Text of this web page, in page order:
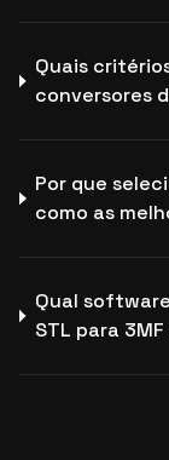
Quais
conversores
Por que
como as
Qual
STL para